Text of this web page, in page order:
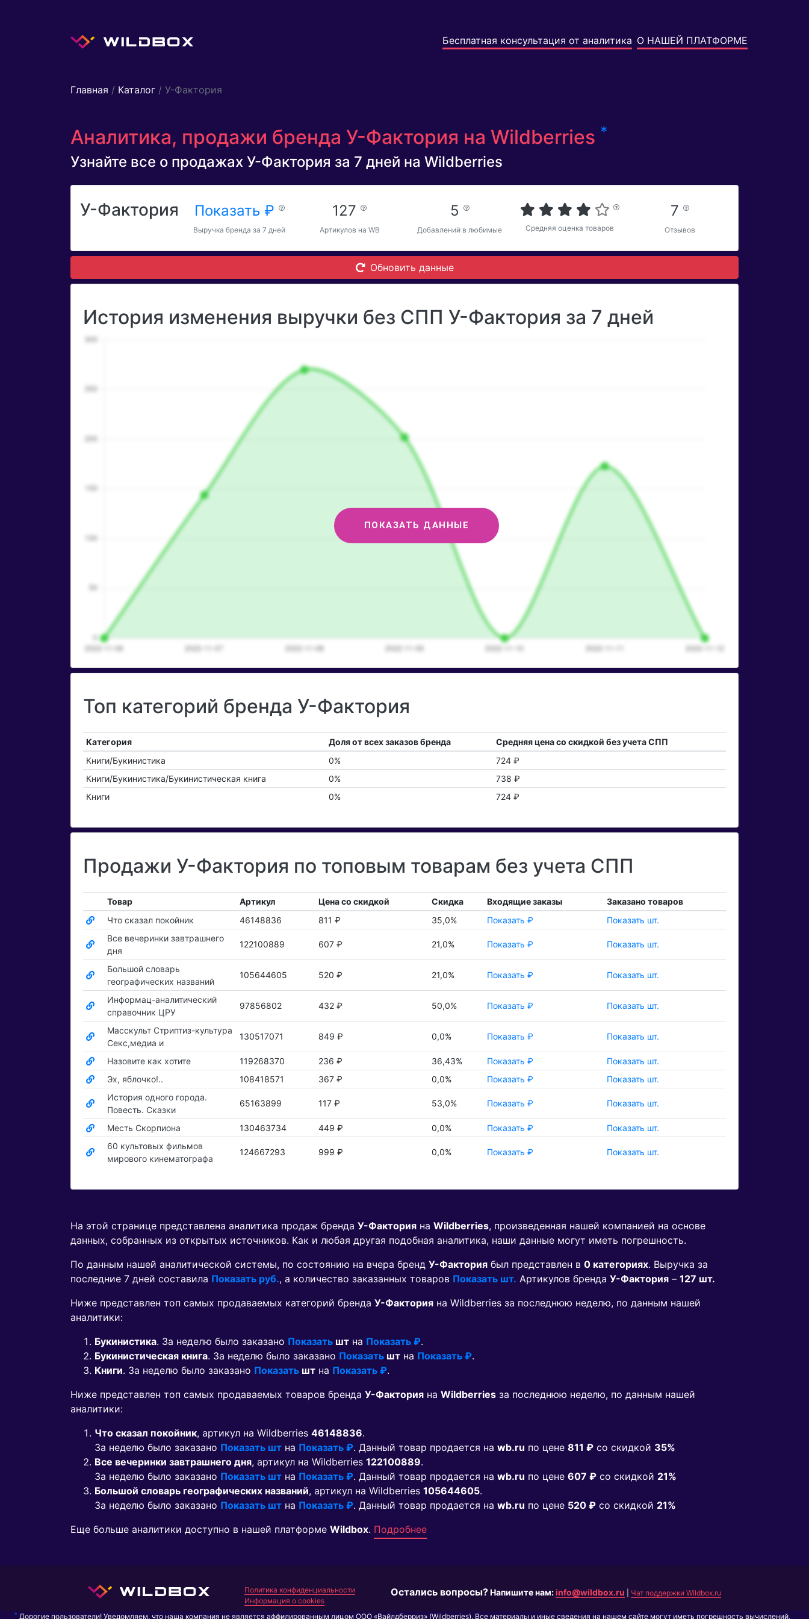
Бесплатная консультация от аналитика О НАШЕЙ ПЛАТФОРМЕ
Главная / Каталог / У-Фактория
Аналитика, продажи бренда У-Фактория на Wildberries *
Узнайте все о продажах У-Фактория за 7 дней на Wildberries
У-Фактория Показать ₽
Выручка бренда за 7 дней
127
Артикулов на WB
5
Добавлений в любимые Средняя оценка товаров
7
Отзывов
Обновить данные
История изменения выручки без СПП У-Фактория за 7 дней
ПОКАЗАТЬ ДАННЫЕ
Топ категорий бренда У-Фактория
Категория Доля от всех заказов бренда
Средняя цена со скидкой без учета СПП
Книги/Букинистика
0%
724 ₽
Книги/Букинистика/Букинистическая книга
0%
738 ₽
Книги
0% 724 ₽
Продажи У-Фактория по топовым товарам без учета СПП
Товар Артикул Цена со скидкой Скидка Входящие заказы
Заказано товаров
Что сказал покойник
46148836 811 ₽ 35,0% Показать ₽
Показать шт.
Все вечеринки завтрашнего
дня
122100889 607 ₽ 21,0% Показать ₽ Показать шт.
Большой словарь
географических названий
105644605 520 ₽ 21,0% Показать ₽ Показать шт.
Информац-аналитический
справочник ЦРУ
97856802 432 ₽ 50,0% Показать ₽ Показать шт.
Масскульт Стриптиз-культура
Секс,медиа и
130517071 849 ₽ 0,0% Показать ₽ Показать шт.
Назовите как хотите 119268370 236 ₽ 36,43% Показать ₽
Показать шт.
Эх, яблочко!..
108418571 367 ₽ 0,0% Показать ₽
Показать шт.
История одного города.
Повесть. Сказки
65163899 117 ₽ 53,0% Показать ₽ Показать шт.
Месть Скорпиона 130463734 449 ₽ 0,0% Показать ₽
Показать шт.
60 культовых фильмов
мирового кинематографа
124667293 999 ₽ 0,0% Показать ₽ Показать шт.
На этой странице представлена аналитика продаж бренда У-Фактория на Wildberries, произведенная нашей компанией на основе
данных, собранных из открытых источников. Как и любая другая подобная аналитика, наши данные могут иметь погрешность.
По данным нашей аналитической системы, по состоянию на вчера бренд У-Фактория был представлен в 0 категориях. Выручка за
последние 7 дней составила Показать руб., а количество заказанных товаров Показать шт. Артикулов бренда У-Фактория – 127 шт.
Ниже представлен топ самых продаваемых категорий бренда У-Фактория на Wildberries за последнюю неделю, по данным нашей
аналитики:
Букинистика. За неделю было заказано Показать шт на Показать ₽.
Букинистическая книга. За неделю было заказано Показать шт на Показать ₽.
Книги. За неделю было заказано Показать шт на Показать ₽.
Ниже представлен топ самых продаваемых товаров бренда У-Фактория на Wildberries за последнюю неделю, по данным нашей
аналитики:
Что сказал покойник, артикул на Wildberries 46148836.
За неделю было заказано Показать шт на Показать ₽. Данный товар продается на wb.ru по цене 811 ₽ co скидкой 35%
Все вечеринки завтрашнего дня, артикул на Wildberries 122100889.
За неделю было заказано Показать шт на Показать ₽. Данный товар продается на wb.ru по цене 607 ₽ co скидкой 21%
Большой словарь географических названий, артикул на Wildberries 105644605.
За неделю было заказано Показать шт на Показать ₽. Данный товар продается на wb.ru по цене 520 ₽ co скидкой 21%
Еще больше аналитики доступно в нашей платформе Wildbox. Подробнее
Политика конфиденциальности
Информация о cookies
Остались вопросы?Напишите нам:info@wildbox.ru Чат поддержки Wildbox.ru
* Дорогие пользователи! Уведомляем, что наша компания не является аффилированным лицом ООО «Вайлдберриз» (Wildberries). Все материалы и иные сведения на нашем сайте могут иметь погрешность вычислений,